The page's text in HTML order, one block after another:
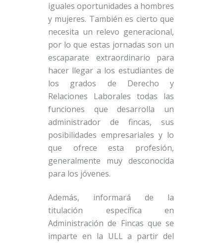
iguales oportunidades a hombres
y mujeres. También es cierto que
necesita un relevo generacional,
por lo que estas jornadas son un
escaparate extraordinario para
hacer llegar a los estudiantes de
los grados de Derecho y
Relaciones Laborales todas las
funciones que desarrolla un
administrador de fincas, sus
posibilidades empresariales y lo
que ofrece esta profesión,
generalmente muy desconocida
para los jóvenes.
Además, informará de la
titulación específica en
Administración de Fincas que se
imparte en la ULL a partir del